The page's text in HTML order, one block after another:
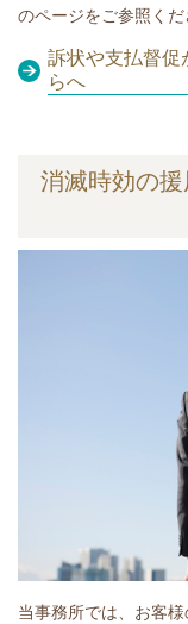
のページをご参照くだ
訴状や支払督促
らへ
消滅時効の
当事務所では、お客